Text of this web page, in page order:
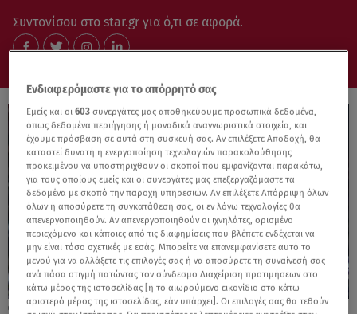
Συντονίσου στο star.gr για ό,τι σε αφορά.
09.05.25, 23:47
Ενδιαφερόμαστε για το απόρρητό σας
Εμείς και οι603 συνεργάτες μας αποθηκεύουμε προσωπικά δεδομένα,
όπως δεδομένα περιήγησης ή μοναδικά αναγνωριστικά στοιχεία, και
έχουμε πρόσβαση σε αυτά στη συσκευή σας. Αν επιλέξετε Αποδοχή, θα
καταστεί δυνατή η ενεργοποίηση τεχνολογιών παρακολούθησης
προκειμένου να υποστηριχθούν οι σκοποί που εμφανίζονται παρακάτω,
για τους οποίους εμείς και οι συνεργάτες μας επεξεργαζόμαστε τα
δεδομένα με σκοπό την παροχή υπηρεσιών. Αν επιλέξετε Απόρριψη όλων
όλων ή αποσύρετε τη συγκατάθεσή σας, οι εν λόγω τεχνολογίες θα
απενεργοποιηθούν. Αν απενεργοποιηθούν οι ιχνηλάτες, ορισμένο
περιεχόμενο και κάποιες από τις διαφημίσεις που βλέπετε ενδέχεται να
μην είναι τόσο σχετικές με εσάς. Μπορείτε να επανεμφανίσετε αυτό το
μενού για να αλλάξετε τις επιλογές σας ή να αποσύρετε τη συναίνεσή σας
ανά πάσα στιγμή πατώντας τον σύνδεσμο Διαχείριση προτιμήσεων στο
κάτω μέρος της ιστοσελίδας [ή το αιωρούμενο εικονίδιο στο κάτω
αριστερό μέρος της ιστοσελίδας, εάν υπάρχει]. Οι επιλογές σας θα τεθούν